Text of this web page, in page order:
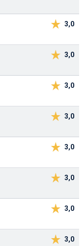
3,0
3,0
3,0
3,0
3,0
3,0
3,0
3,0